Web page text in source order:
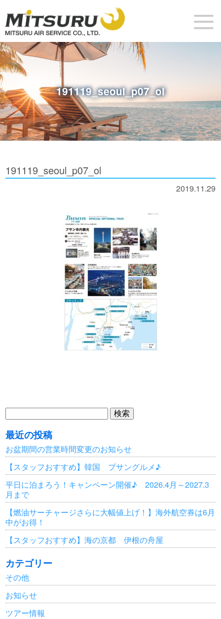
191119_seoul_p07_ol
191119_seoul_p07_ol
2019.11.29
検
索:
最近の投稿
お盆期間の営業時間変更のお知らせ
【スタッフおすすめ】韓国 プサングルメ♪
平日に泊まろう！キャンペーン開催♪ 2026.4月～2027.3
月まで
【燃油サーチャージさらに大幅値上げ！】海外航空券は6月
中がお得！
【スタッフおすすめ】海の京都 伊根の舟屋
カテゴリー
その他
お知らせ
ツアー情報